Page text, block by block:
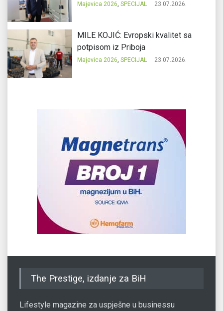
Majevica 2026, SPECIJAL 23.07.2026.
MILE KOJIĆ: Evropski kvalitet sa
potpisom iz Priboja
Majevica 2026, SPECIJAL 23.07.2026.
The Prestige, izdanje za BiH
Lifestyle magazine za uspješne u businessu